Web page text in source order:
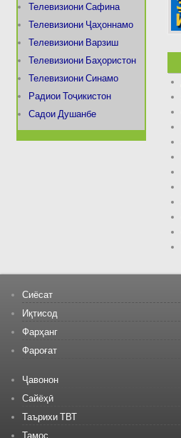
Телевизиони Сафина
Телевизиони Ҷаҳоннамо
Телевизиони Варзиш
Телевизиони Баҳористон
Телевизиони Синамо
Радиои Тоҷикистон
Садои Душанбе
Сиёсат
Иқтисод
Фарҳанг
Фароғат
Ҷавонон
Сайёҳӣ
Таърихи ТВТ
Тамос